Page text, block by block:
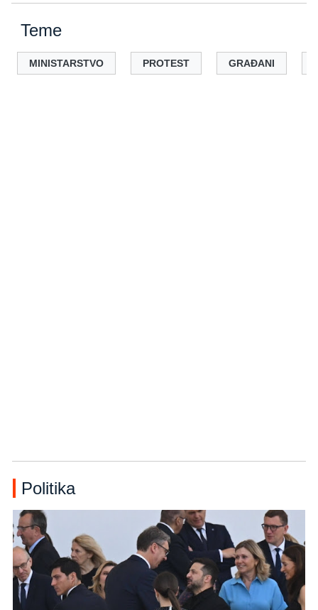
Teme
MINISTARSTVO PROTEST GRAĐANI
Politika